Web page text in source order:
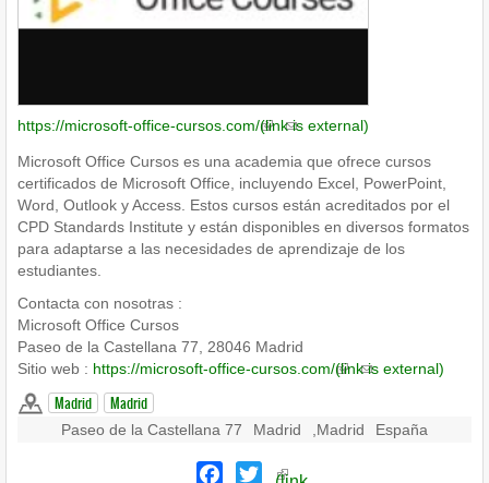
https://microsoft-office-cursos.com/(link is external)
Microsoft Office Cursos es una academia que ofrece cursos
certificados de Microsoft Office, incluyendo Excel, PowerPoint,
Word, Outlook y Access. Estos cursos están acreditados por el
CPD Standards Institute y están disponibles en diversos formatos
para adaptarse a las necesidades de aprendizaje de los
estudiantes.
Contacta con nosotras :
Microsoft Office Cursos
Paseo de la Castellana 77, 28046 Madrid
Sitio web : https://microsoft-office-cursos.com/(link is external)
Madrid Madrid
Paseo de la Castellana 77 Madrid Madrid España
Facebook
Twitter